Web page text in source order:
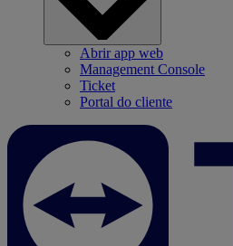
Abrir app web
Management Console
Ticket
Portal do cliente